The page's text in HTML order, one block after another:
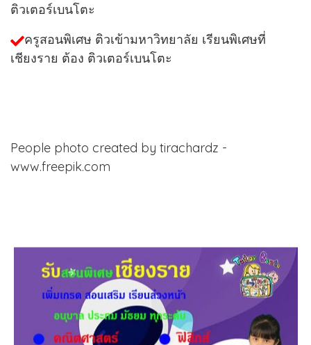
ติวเตอร์เบนโตะ
ครูสอนพิเศษ ติวเข้ามหาวิทยาลัย เรียนพิเศษที่
เชียงราย ต้อง ติวเตอร์เบนโตะ
People photo created by tirachardz -
www.freepik.com